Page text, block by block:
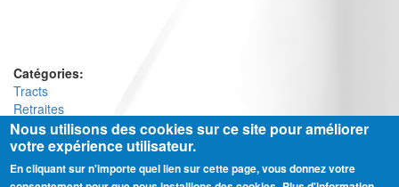
Catégories:
Tracts
Retraites
Ⓒ CGT Fédération THCB - Tous les droits réservés - Mentions légales
Nous utilisons des cookies sur ce site pour améliorer
votre expérience utilisateur.
En cliquant sur n'importe quel lien sur cette page, vous donnez votre